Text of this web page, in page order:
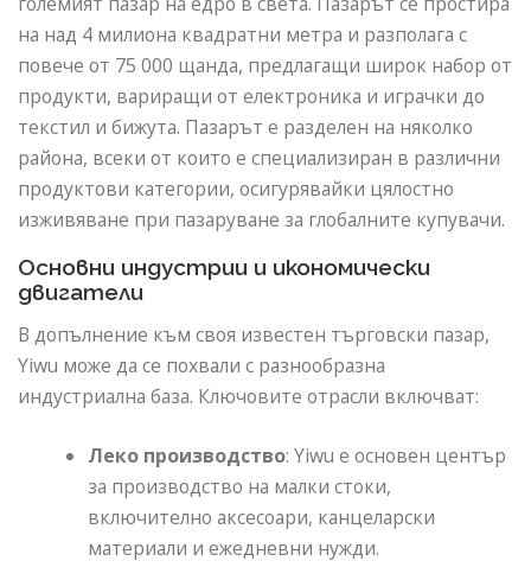
на над 4 милиона квадратни метра и разполага с
повече от 75 000 щанда, предлагащи широк набор от
продукти, вариращи от електроника и играчки до
текстил и бижута. Пазарът е разделен на няколко
района, всеки от които е специализиран в различни
продуктови категории, осигурявайки цялостно
изживяване при пазаруване за глобалните купувачи.
Основни индустрии и икономически
двигатели
В допълнение към своя известен търговски пазар,
Yiwu може да се похвали с разнообразна
индустриална база. Ключовите отрасли включват:
Леко производство: Yiwu е основен център
за производство на малки стоки,
включително аксесоари, канцеларски
материали и ежедневни нужди.